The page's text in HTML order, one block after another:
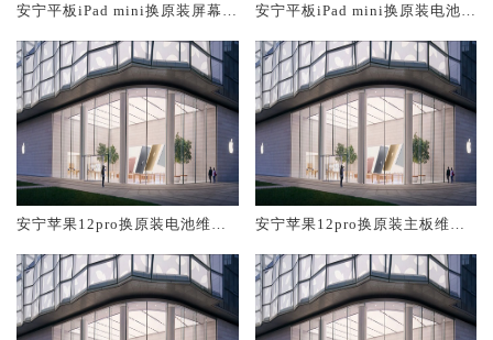
安宁平板iPad mini换原装屏幕服
安宁平板iPad mini换原装电池维
安宁苹果12pro换原装电池维修
安宁苹果12pro换原装主板维修